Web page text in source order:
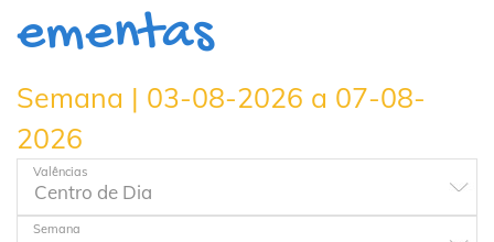
ementas
Semana | 03-08-2026 a 07-08-
2026
Valências
Semana